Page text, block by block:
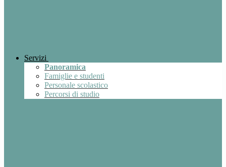
Servizi
Panoramica
Famiglie e studenti
Personale scolastico
Percorsi di studio